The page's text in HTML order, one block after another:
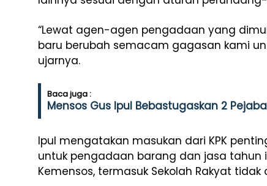
“Lewat agen-agen pengadaan yang
baru berubah semacam gagasan kami
ujarnya.
Baca juga :
Mensos Gus Ipul Bebastugaskan 2
Ipul mengatakan masukan dari KPK
untuk pengadaan barang dan jasa tahun
Kemensos, termasuk Sekolah Rakyat tidak